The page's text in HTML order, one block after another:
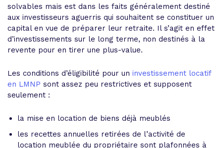
solvables mais est dans les faits généralement destiné
aux investisseurs aguerris qui souhaitent se constituer un
capital en vue de préparer leur retraite. Il s’agit en effet
d’investissements sur le long terme, non destinés à la
revente pour en tirer une plus-value.
Les conditions d’éligibilité pour un investissement locatif
en LMNP sont assez peu restrictives et supposent
seulement :
la mise en location de biens déjà meublés
les recettes annuelles retirées de l’activité de
location meublée du propriétaire sont plafonnées à